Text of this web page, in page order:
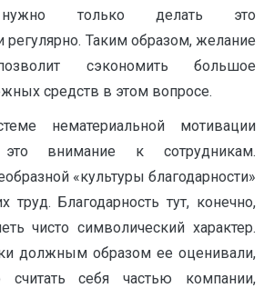
нужно только делать это
регулярно. Таким образом, желание
сэкономить большое
средств в этом вопросе.
нематериальной мотивации
внимание к сотрудникам.
«культуры благодарности»
труд. Благодарность тут, конечно,
чисто символический характер.
должным образом ее оценивали,
считать себя частью компании,